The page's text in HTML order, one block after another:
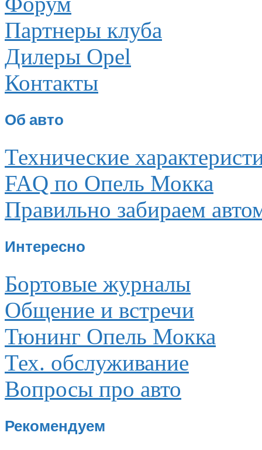
Партнеры клуба
Дилеры Opel
Контакты
Об авто
Технические
FAQ по Опель Мокка
Правильно забираем
Интересно
Бортовые журналы
Общение и встречи
Тюнинг Опель Мокка
Тех. обслуживание
Вопросы про авто
Рекомендуем